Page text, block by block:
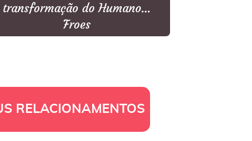
transformação do Humano...
Froes
RELACIONAMENTOS